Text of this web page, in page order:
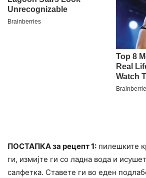
ПОСТАПКА за рецепт 1: пилешките
ги, измијте ги со ладна вода и
салфетка. Ставете ги во еден